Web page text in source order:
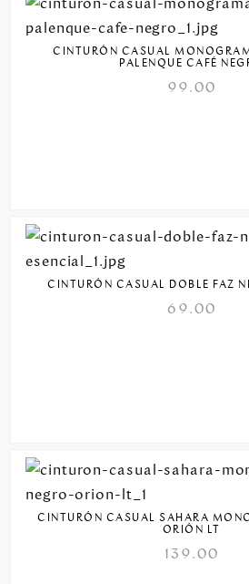
CINTURÓN CASUAL
PALENQUE CAFÉ
99.00
CINTURÓN CASUAL DOBLE FAZ
69.00
CINTURÓN CASUAL SAHARA
ORIÓN LT
139.00